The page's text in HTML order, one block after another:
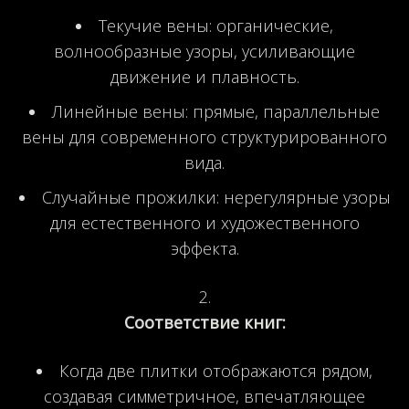
Текучие вены: органические,
волнообразные узоры, усиливающие
движение и плавность.
Линейные вены: прямые, параллельные
вены для современного структурированного
вида.
Случайные прожилки: нерегулярные узоры
для естественного и художественного
эффекта.
Соответствие книг:
Когда две плитки отображаются рядом,
создавая симметричное, впечатляющее